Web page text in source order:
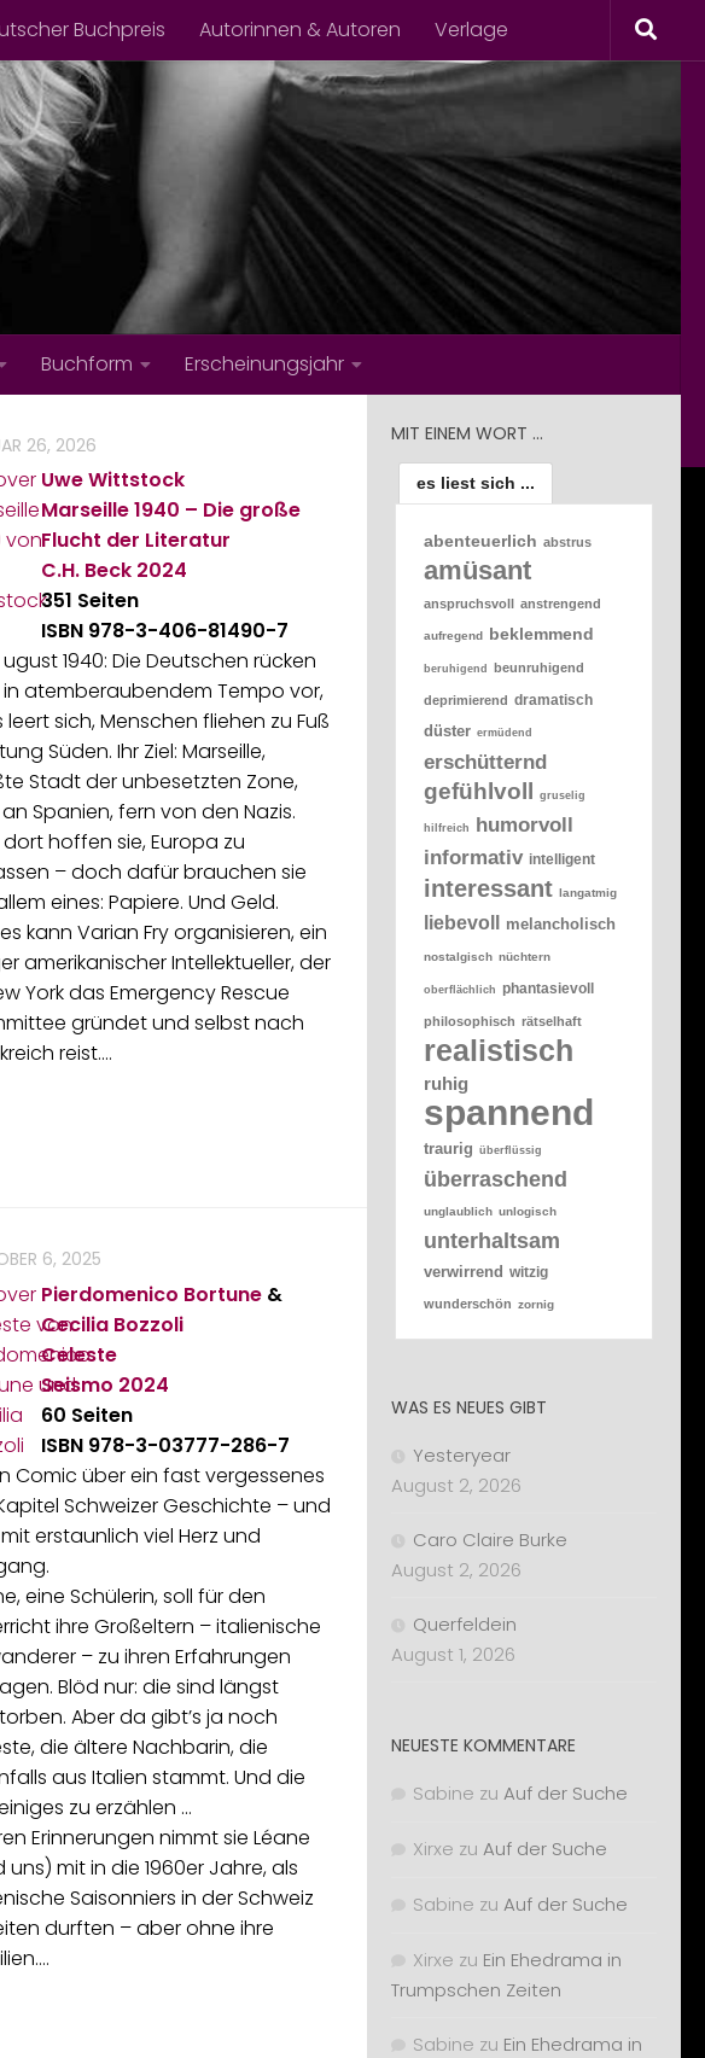
Buchpreis Autorinnen & Autoren Verlage
Buchform Erscheinungsjahr
26, 2026
Uwe Wittstock
Marseille 1940 – Die große
Flucht der Literatur
C.H. Beck 2024
351 Seiten
ISBN 978-3-406-81490-7
ugust 1940: Die Deutschen rücken
in atemberaubendem Tempo vor,
leert sich, Menschen fliehen zu Fuß
Süden. Ihr Ziel: Marseille,
Stadt der unbesetzten Zone,
Spanien, fern von den Nazis.
hoffen sie, Europa zu
– doch dafür brauchen sie
eines: Papiere. Und Geld.
kann Varian Fry organisieren, ein
amerikanischer Intellektueller, der
York das Emergency Rescue
gründet und selbst nach
reist.…
6, 2025
Pierdomenico Bortune &
Cecilia Bozzoli
Celeste
Seismo 2024
60 Seiten
ISBN 978-3-03777-286-7
Comic über ein fast vergessenes
Schweizer Geschichte – und
erstaunlich viel Herz und
eine Schülerin, soll für den
ihre Großeltern – italienische
– zu ihren Erfahrungen
Blöd nur: die sind längst
Aber da gibt’s ja noch
die ältere Nachbarin, die
aus Italien stammt. Und die
zu erzählen …
Erinnerungen nimmt sie Léane
uns) mit in die 1960er Jahre, als
Saisonniers in der Schweiz
durften – aber ohne ihre
MIT EINEM WORT …
es liest sich ...
abenteuerlich abstrus
amüsant
anspruchsvoll anstrengend
aufregend beklemmend
beruhigend beunruhigend
deprimierend dramatisch
düster ermüdend
erschütternd
gefühlvoll gruselig
hilfreich
humorvoll
informativ intelligent
interessant langatmig
liebevoll melancholisch
nostalgisch nüchtern
oberflächlich phantasievoll
philosophisch rätselhaft
realistisch
ruhig
spannend
traurig überflüssig
überraschend
unglaublich unlogisch
unterhaltsam
verwirrend witzig
wunderschön zornig
WAS ES NEUES GIBT
Yesteryear
August 2, 2026
Caro Claire Burke
August 2, 2026
Querfeldein
August 1, 2026
NEUESTE KOMMENTARE
Sabine zu Auf der Suche
Xirxe zu Auf der Suche
Sabine zu Auf der Suche
Xirxe zu Ein Ehedrama in
Trumpschen Zeiten
Sabine zu Ein Ehedrama in